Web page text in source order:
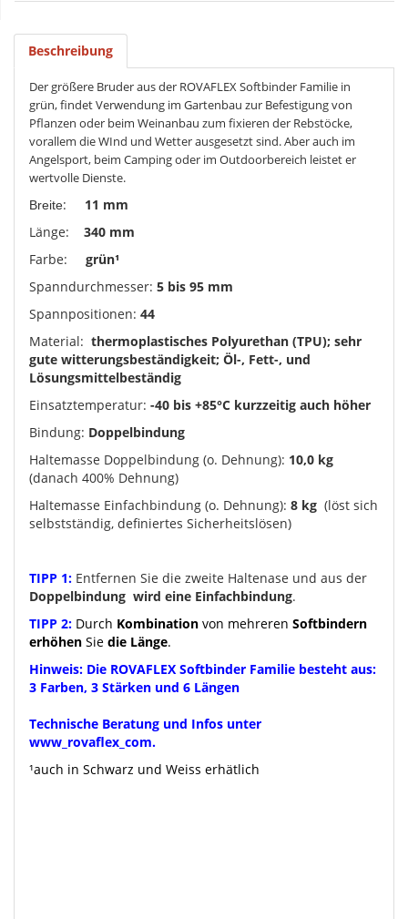
Beschreibung
Der größere Bruder aus der ROVAFLEX Softbinder Familie in
grün, findet Verwendung im Gartenbau zur Befestigung von
Pflanzen oder beim Weinanbau zum fixieren der Rebstöcke,
vorallem die WInd und Wetter ausgesetzt sind. Aber auch im
Angelsport, beim Camping oder im Outdoorbereich leistet er
wertvolle Dienste.
Breite: 11 mm
Länge: 340 mm
Farbe: grün¹
Spanndurchmesser: 5 bis 95 mm
Spannpositionen: 44
Material: thermoplastisches Polyurethan (TPU); sehr
gute witterungsbeständigkeit; Öl-, Fett-, und
Lösungsmittelbeständig
Einsatztemperatur: -40 bis +85°C kurzzeitig auch höher
Bindung: Doppelbindung
Haltemasse Doppelbindung (o. Dehnung): 10,0 kg
(danach 400% Dehnung)
Haltemasse Einfachbindung (o. Dehnung): 8 kg (löst sich
selbstständig, definiertes Sicherheitslösen)
TIPP 1: Entfernen Sie die zweite Haltenase und aus der
Doppelbindung wird eine Einfachbindung.
TIPP 2: Durch Kombination von mehreren Softbindern
erhöhen Sie die Länge.
Hinweis: Die ROVAFLEX Softbinder Familie besteht aus:
3 Farben, 3 Stärken und 6 Längen
Technische Beratung und Infos unter
www_rovaflex_com.
¹auch in Schwarz und Weiss erhätlich